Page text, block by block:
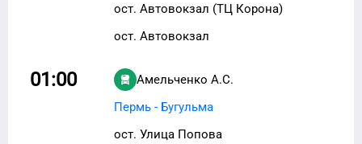
ост. Автовокзал (ТЦ Корона)
ост. Автовокзал
01:00
Амельченко А.С.
Пермь - Бугульма
ост. Улица Попова